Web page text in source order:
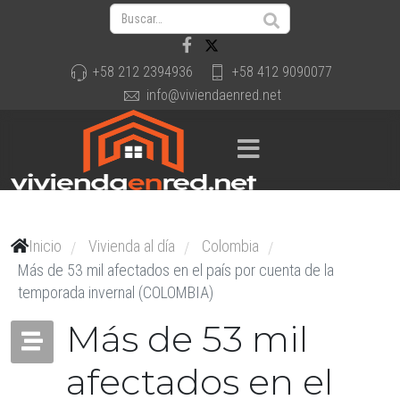
+58 212 2394936
+58 412 9090077
info@viviendaenred.net
Inicio / Vivienda al día / Colombia /
Más de 53 mil afectados en el país por cuenta de la
temporada invernal (COLOMBIA)
Más de 53 mil
afectados en el